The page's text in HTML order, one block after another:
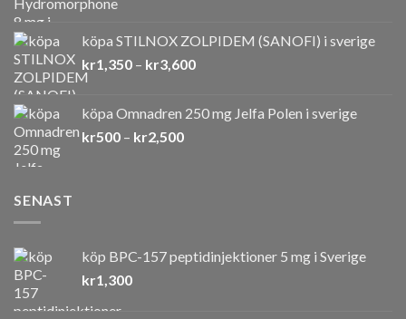
kr37,000
köpa STILNOX ZOLPIDEM (SANOFI) i sverige
kr1,350 – kr3,600Prisintervall:
kr3,600
köpa Omnadren 250 mg Jelfa Polen i sverige
kr500 – kr2,500Prisintervall:
SENAST
köp BPC-157 peptidinjektioner 5 mg i Sverige
kr1,300